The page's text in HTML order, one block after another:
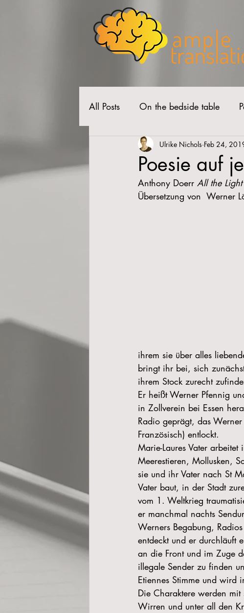
All Posts On the bedside table
Poesie auf
Ulrike Nichols Feb 24,
Anthony Doerr All the
Übersetzung von  Werner
ihrem sie über alles
bringt ihr bei, sich
ihrem Stock zurecht
Er heißt Werner Pfennig
in Zollverein bei Essen
Radio geprägt, das
Französisch) entlockt.
Marie-Laures Vater
Meerestieren, Mollusken,
sie und ihr Vater nach St
Vater baut, in der Stadt
vom 1. Weltkrieg
er manchmal nachts
Werners Begabung,
entdeckt und er durchläuft
an die Front und im Zuge
illegale Sender zu finden
Etiennes Stimme und wird
Die Charaktere werden
Wirren und unter all den